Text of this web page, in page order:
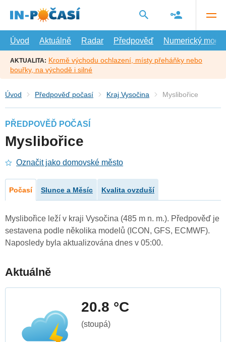
hlavní
Úvod
Aktuálně Radar Předpověď Numerický model
AKTUALITA: Kromě východu ochlazení, místy přeháňky nebo
bouřky, na východě i silné
Úvod Předpověď počasí Kraj Vysočina Myslibořice
PŘEDPOVĚĎ POČASÍ
Myslibořice
Označit jako domovské město
Počasí Slunce a Měsíc Kvalita ovzduší
Myslibořice leží v kraji Vysočina (485 m n. m.). Předpověď je
sestavena podle několika modelů (ICON, GFS, ECMWF).
Naposledy byla aktualizována dnes v 05:00.
Aktuálně
20.8 °C
(stoupá)